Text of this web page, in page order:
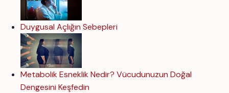
Duygusal Açlığın Sebepleri
Metabolik Esneklik Nedir? Vücudunuzun Doğal
Dengesini Keşfedin